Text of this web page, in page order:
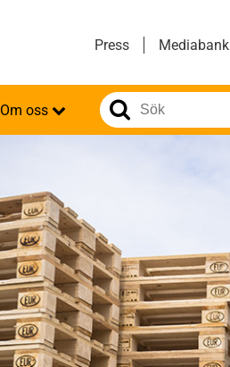
Press Mediabank
Om oss